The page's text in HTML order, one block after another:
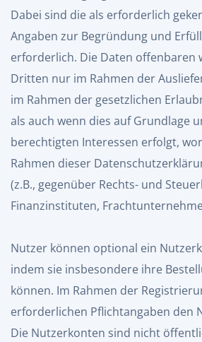
Dabei sind die als erforderlich
Angaben zur Begründung und
erforderlich. Die Daten offenbaren
Dritten nur im Rahmen der
im Rahmen der gesetzlichen
als auch wenn dies auf Grundlage
berechtigten Interessen erfolgt,
Rahmen dieser
(z.B., gegenüber Rechts- und
Finanzinstituten,
Nutzer können optional ein
indem sie insbesondere ihre
können. Im Rahmen der
erforderlichen Pflichtangaben den
Die Nutzerkonten sind nicht